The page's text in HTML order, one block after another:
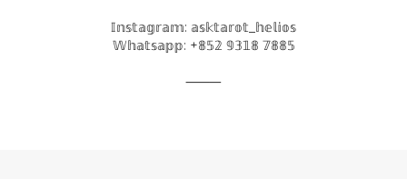
𝕀𝕟𝕤𝕥𝕒𝕘𝕣𝕒𝕞: 𝕒𝕤𝕜𝕥𝕒𝕣𝕠𝕥_𝕙𝕖𝕝𝕚𝕠𝕤
𝕎𝕙𝕒𝕥𝕤𝕒𝕡𝕡: +𝟠𝟝𝟚 𝟡𝟛𝟙𝟠 𝟟𝟠𝟠𝟝
⸻